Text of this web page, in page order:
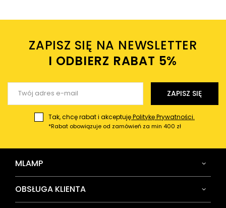
ZAPISZ SIĘ NA NEWSLETTER
I ODBIERZ RABAT 5%ㅤ
ZAPISZ SIĘ
Tak, chcę rabat i akceptujęPolitykę Prywatności.
*Rabat obowiązuje od zamówień za min 400 zł
MLAMP
OBSŁUGA KLIENTA